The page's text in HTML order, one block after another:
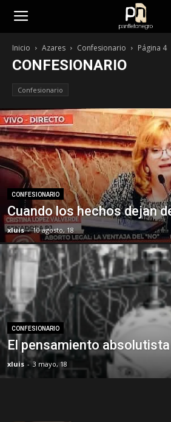
panfletonegro
Inicio Azares Confesionario Página 4
CONFESIONARIO
Confesionario
CONFESIONARIO
Cuando los hechos dejan
xluis - 10 agosto, 18
CONFESIONARIO
El pensamiento absolutista
xluis - 3 mayo, 18